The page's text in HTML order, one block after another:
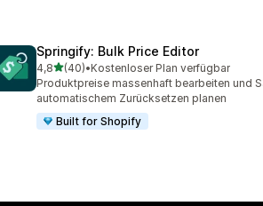
Springify: Bulk Price Editor
4,8von 5 Sternen
(40)
40 Rezensionen insgesamt
•Kostenloser Plan verfügbar
Produktpreise massenhaft bearbeiten und
automatischem Zurücksetzen planen
Built for Shopify